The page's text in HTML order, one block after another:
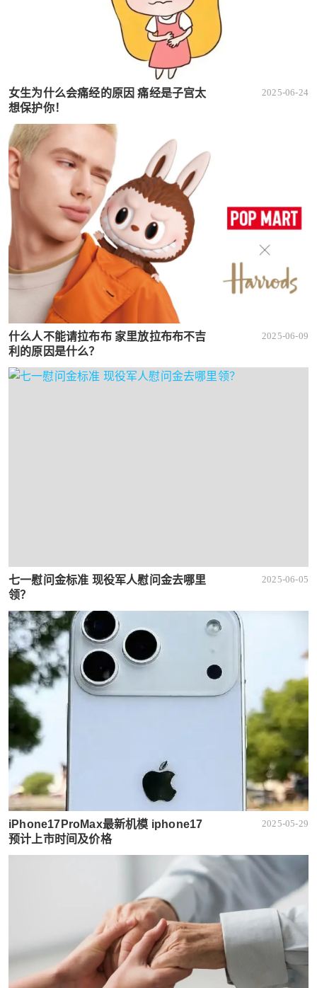
女生为什么会痛经的原因 痛经是子宫太
想保护你！
2025-06-24
什么人不能请拉布布 家里放拉布布不吉
利的原因是什么？
2025-06-09
七一慰问金标准 现役军人慰问金去哪里
领？
2025-06-05
iPhone17ProMax最新机模 iphone17
预计上市时间及价格
2025-05-29